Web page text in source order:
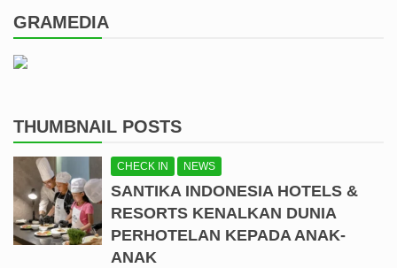
GRAMEDIA
THUMBNAIL POSTS
CHECK IN NEWS
SANTIKA INDONESIA HOTELS &
RESORTS KENALKAN DUNIA
PERHOTELAN KEPADA ANAK-
ANAK